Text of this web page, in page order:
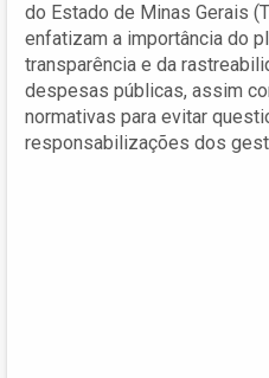
do Estado de Minas Gerais
enfatizam a importância do
transparência e da
despesas públicas, assim
normativas para evitar
responsabilizações dos